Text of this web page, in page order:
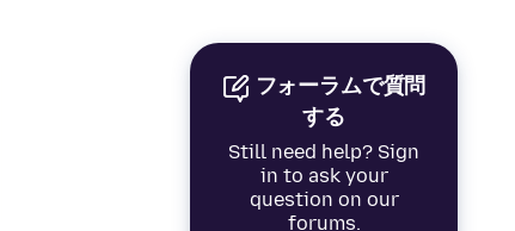
フォーラムで質問
する
Still need help? Sign
in to ask your
question on our
forums.